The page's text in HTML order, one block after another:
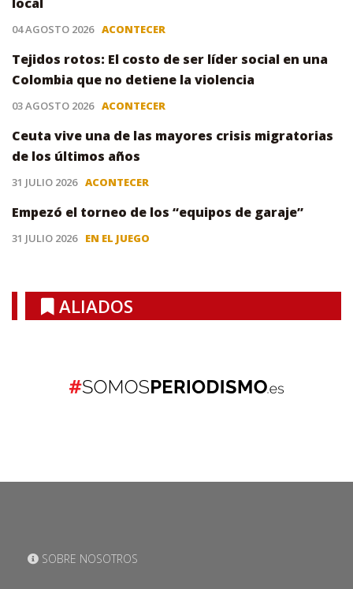
local
04 AGOSTO 2026 ACONTECER
Tejidos rotos: El costo de ser líder social en una
Colombia que no detiene la violencia
03 AGOSTO 2026 ACONTECER
Ceuta vive una de las mayores crisis migratorias
de los últimos años
31 JULIO 2026 ACONTECER
Empezó el torneo de los “equipos de garaje”
31 JULIO 2026 EN EL JUEGO
ALIADOS
SOBRE NOSOTROS